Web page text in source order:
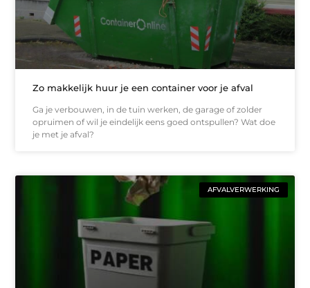
Zo makkelijk huur je een container voor je afval
Ga je verbouwen, in de tuin werken, de garage of zolder
opruimen of wil je eindelijk eens goed ontspullen? Wat doe
je met je afval?
AFVALVERWERKING